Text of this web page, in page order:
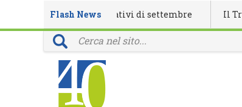
Flash News
eventi formativi di settembre Il
40 anni della rivista Il Tributarista